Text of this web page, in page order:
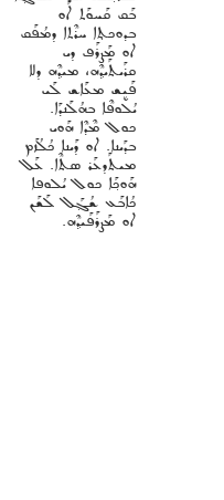
ܒܰܩ ܩܰܚܘܰܬ ܐܰܘ
ܒܕܘܟܬ݂ܐ ܚܪܶܬܐ ܕܡܳܦܰܩ
ܐܘ ܡܰܨܪܰܦ ܕܝ
ܩܪܰܝܬܰܝܕ݂ܶܗ، ܡܝܕ݂ܶܗ ܕܠܐ
ܦܰܝܷܫ ܡܥܰܐܫ ܠܰܝ
ܝܳܠܘܦܶܐ ܒܗܳܠܰܢܕܰܐ.
ܟܘܠ ܡܶܕܶܐ ܗܰܘܝ
ܒܕܰܝܢܐ. ܐܘ ܕܰܝܢܐ ܟܳܠܳܙܰܡ
ܡܝܬܰܕܥܰܪ ܣܬܶܐ. ܥܰܠ
ܗܰܘܟ݂ܰܐ ܟܘܠ ܝܳܠܘܦܐ
ܟܳܐܒܰܥ ܫܳܓ݂ܰܠ ܠܰܫܰܢ
ܐܘ ܡܰܨܪܰܦܰܝܕ݂ܶܗ.